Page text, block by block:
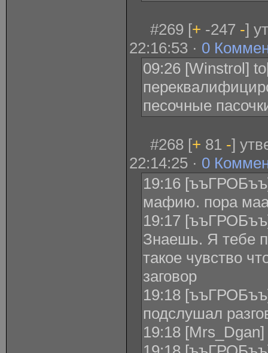
#269 [+ -247 -]
22:16:53 · 0
09:26 [Winstrol]
песочные
#268 [+ 81 -]
22:14:25 · 0
19:16
мафию. пора
19:17
Знаешь. Я тебе
такое чувство
заговор
19:18
подслушал
19:18